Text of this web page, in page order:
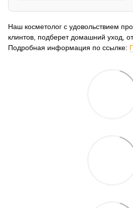
Наш косметолог с удовольствием
клинтов, подберет домашний уход,
Подробная информация по ссылке: